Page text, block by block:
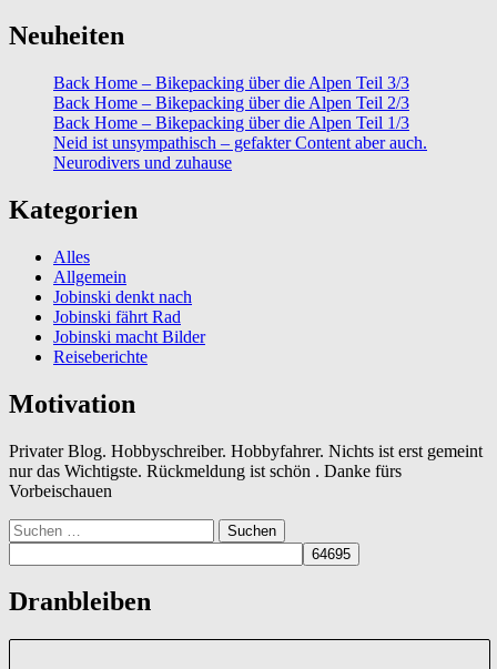
Neuheiten
Back Home – Bikepacking über die Alpen Teil 3/3
Back Home – Bikepacking über die Alpen Teil 2/3
Back Home – Bikepacking über die Alpen Teil 1/3
Neid ist unsympathisch – gefakter Content aber auch.
Neurodivers und zuhause
Kategorien
Alles
Allgemein
Jobinski denkt nach
Jobinski fährt Rad
Jobinski macht Bilder
Reiseberichte
Motivation
Privater Blog. Hobbyschreiber. Hobbyfahrer. Nichts ist erst gemeint
nur das Wichtigste. Rückmeldung ist schön . Danke fürs
Vorbeischauen
Suchen
nach:
Dranbleiben